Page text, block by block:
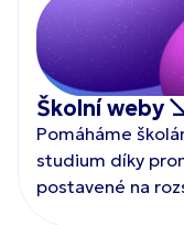
Školní weby
Pomáháme
studium díky
postavené na